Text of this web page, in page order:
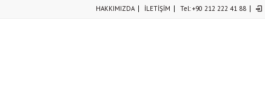
HAKKIMIZDA İLETİŞİM Tel: +90 212 222 41 88